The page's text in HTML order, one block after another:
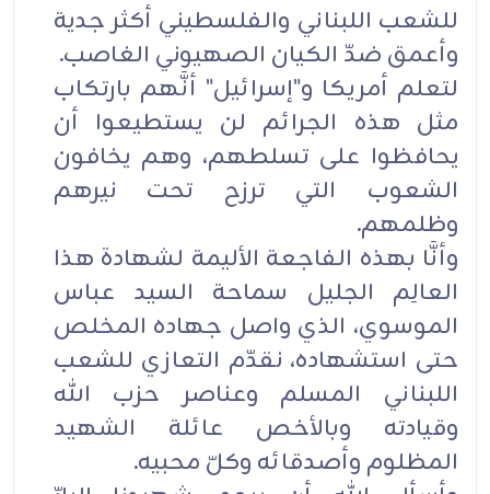
للشعب اللبناني والفلسطيني أكثر جدية
وأعمق ضدّ الكيان الصهيوني الغاصب.
لتعلم أمريكا و"إسرائيل" أنَّهم بارتكاب
مثل هذه الجرائم لن يستطيعوا أن
يحافظوا على تسلطهم، وهم يخافون
الشعوب التي ترزح تحت نيرهم
وظلمهم.
وأنَّا بهذه الفاجعة الأليمة لشهادة هذا
العالِم الجليل سماحة السيد عباس
الموسوي، الذي واصل جهاده المخلص
حتى استشهاده، نقدّم التعازي للشعب
اللبناني المسلم وعناصر حزب الله
وقيادته وبالأخص عائلة الشهيد
المظلوم وأصدقائه وكلّ محبيه.